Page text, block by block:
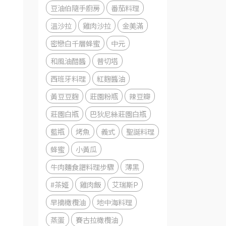
豆油伯隨手廚房
番茄料理
溫沙拉
雞肉沙拉
金美滿
密戀白千層蜂蜜
中元
和風油醋醬
普切塔
西班牙料理
紅麴醬油
黃豆豆麴
莊園粉瓶
辣豆瓣
莊園白瓶
巴狄尼絲莊園白瓶
藍瓶
烤魚 義式
聖誕料理
蜂蜜
小黃瓜
牛肉麵食譜料理步驟
薄黑
#茶姬
雞肉飯
艾瑞斯P
早摘橄欖油
地中海料理
蒸蛋
賽古拉橄欖油